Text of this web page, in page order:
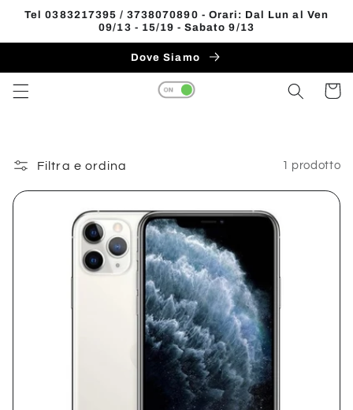
Privacy
Policy
direttamente
Tel 0383217395 / 3738070890 - Orari: Dal Lun al Ven
09/13 - 15/19 - Sabato 9/13
Dove Siamo
Carrello
Filtra e ordina 1 prodotto